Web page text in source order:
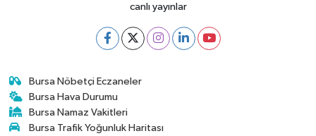
canlı yayınlar
Bursa Nöbetçi Eczaneler
Bursa Hava Durumu
Bursa Namaz Vakitleri
Bursa Trafik Yoğunluk Haritası